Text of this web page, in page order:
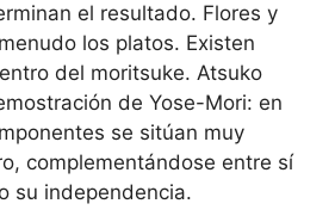
el resultado. Flores y
los platos. Existen
del moritsuke. Atsuko
de Yose-Mori: en
se sitúan muy
complementándose entre sí
su independencia.